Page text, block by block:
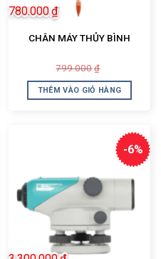
CHÂN MÁY THỦY BÌNH
799.000 ₫
là:
799.000₫.
780.000₫
tại
là:
THÊM VÀO GIỎ HÀNG
-6%